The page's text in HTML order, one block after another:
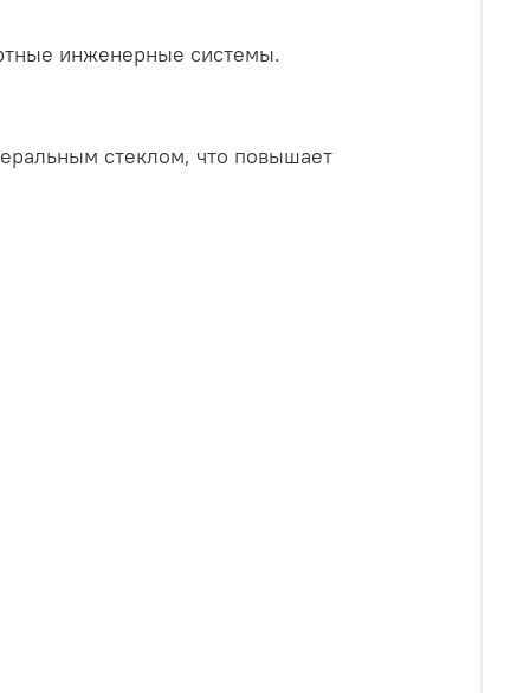
инженерные системы.
стеклом, что повышает